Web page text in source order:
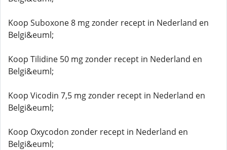
Koop Suboxone 8 mg zonder recept in Nederland en
Belgi&euml;
Koop Tilidine 50 mg zonder recept in Nederland en
Belgi&euml;
Koop Vicodin 7,5 mg zonder recept in Nederland en
Belgi&euml;
Koop Oxycodon zonder recept in Nederland en
Belgi&euml;